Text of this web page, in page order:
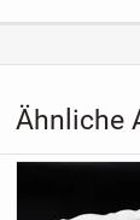
Ähnliche
Aufrufe